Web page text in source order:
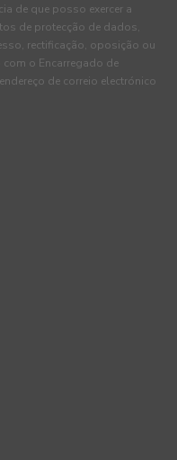
de que posso exercer a
de protecção de dados,
rectificação, oposição ou
o Encarregado de
de correio electrónico